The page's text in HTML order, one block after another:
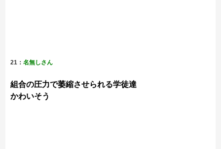
21：名無しさん
組合の圧力で萎縮させられる学徒達
かわいそう